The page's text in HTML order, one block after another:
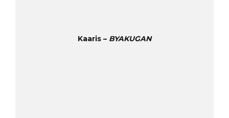
Kaaris – BYAKUGAN